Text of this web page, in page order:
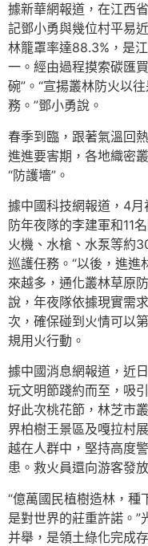
據新華網報道，在江西
記鄧小勇與幾位村平易
林籠罩率達88.3%，是
一。經由過程摸索碳匯
碗”。“宣揚叢林防火以
務。”鄧小勇說。
春季到臨，跟著氣溫回
進進要害期，各地織密
“防護墻”。
據中國科技網報道，4
防年夜隊的李建軍和11
火機、水槍、水泵等約
巡護任務。“以後，進進
來越多，通化叢林草原
說，年夜隊依據現實需
次，確保碰到火情可以
規用火行動。
據中國消息網報道，近
玩文明節踐約而至，吸
好此次桃花節，林芝市
界柏樹王景區及嘎拉村
越在人群中，堅持高度
患。救火員還向游客發
“億萬國民植樹造林，種
是對世界的莊重許諾。
并舉，是領土綠化完成